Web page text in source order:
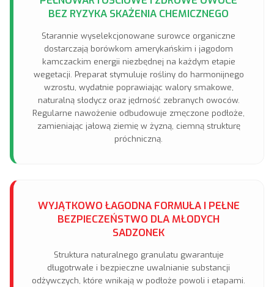
BEZ RYZYKA SKAŻENIA CHEMICZNEGO
Starannie wyselekcjonowane surowce organiczne
dostarczają borówkom amerykańskim i jagodom
kamczackim energii niezbędnej na każdym etapie
wegetacji. Preparat stymuluje rośliny do harmonijnego
wzrostu, wydatnie poprawiając walory smakowe,
naturalną słodycz oraz jędrność zebranych owoców.
Regularne nawożenie odbudowuje zmęczone podłoże,
zamieniając jałową ziemię w żyzną, ciemną strukturę
próchniczną.
WYJĄTKOWO ŁAGODNA FORMUŁA I PEŁNE
BEZPIECZEŃSTWO DLA MŁODYCH
SADZONEK
Struktura naturalnego granulatu gwarantuje
długotrwałe i bezpieczne uwalnianie substancji
odżywczych, które wnikają w podłoże powoli i etapami.